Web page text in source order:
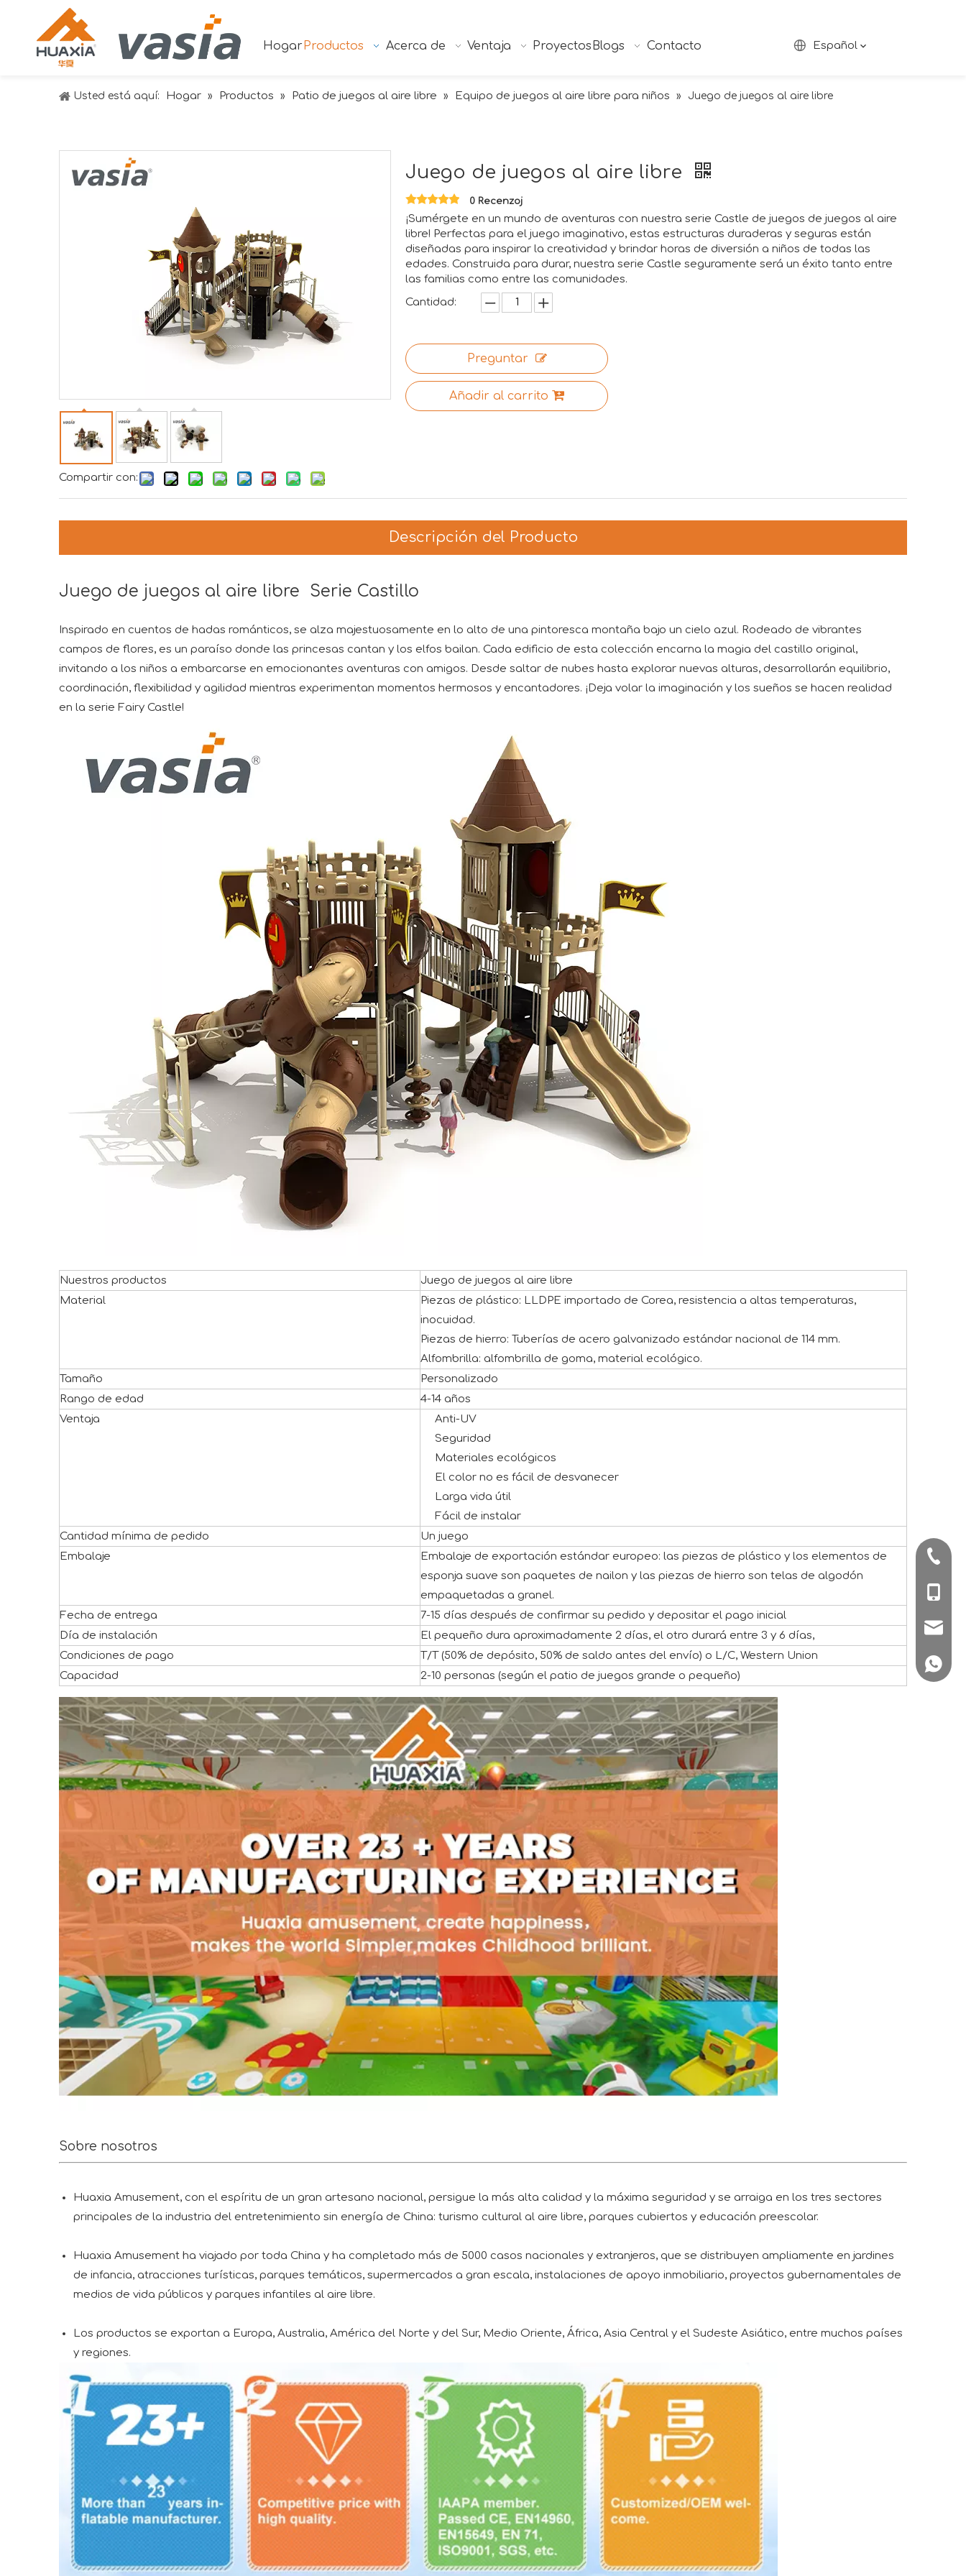
Hogar Productos Acerca de Ventaja Proyectos Blogs Contacto Español
Usted está aquí: Hogar » Productos » Patio de juegos al aire libre » Equipo de juegos al aire libre para niños » Juego de juegos al aire libre
Compartir con:
Juego de juegos al aire libre
0 Recenzoj
¡Sumérgete en un mundo de aventuras con nuestra serie Castle de juegos de juegos al aire
libre! Perfectas para el juego imaginativo, estas estructuras duraderas y seguras están
diseñadas para inspirar la creatividad y brindar horas de diversión a niños de todas las
edades. Construida para durar, nuestra serie Castle seguramente será un éxito tanto entre
las familias como entre las comunidades.
Cantidad:
Preguntar
Añadir al carrito
Descripción del Producto
Juego de juegos al aire libre Serie Castillo
Inspirado en cuentos de hadas románticos, se alza majestuosamente en lo alto de una pintoresca montaña bajo un cielo azul. Rodeado de vibrantes
campos de flores, es un paraíso donde las princesas cantan y los elfos bailan. Cada edificio de esta colección encarna la magia del castillo original,
invitando a los niños a embarcarse en emocionantes aventuras con amigos. Desde saltar de nubes hasta explorar nuevas alturas, desarrollarán equilibrio,
coordinación, flexibilidad y agilidad mientras experimentan momentos hermosos y encantadores. ¡Deja volar la imaginación y los sueños se hacen realidad
en la serie Fairy Castle!
Nuestros productos
Juego de juegos al aire libre
Material
Piezas de plástico: LLDPE importado de Corea, resistencia a altas temperaturas,
inocuidad.
Piezas de hierro: Tuberías de acero galvanizado estándar nacional de 114 mm.
Alfombrilla: alfombrilla de goma, material ecológico.
Tamaño
Personalizado
Rango de edad
4-14 años
Ventaja
Anti-UV
Seguridad
Materiales ecológicos
El color no es fácil de desvanecer
Larga vida útil
Fácil de instalar
Cantidad mínima de pedido
Un juego
Embalaje
Embalaje de exportación estándar europeo: las piezas de plástico y los elementos de
esponja suave son paquetes de nailon y las piezas de hierro son telas de algodón
empaquetadas a granel.
Fecha de entrega
7-15 días después de confirmar su pedido y depositar el pago inicial
Día de instalación
El pequeño dura aproximadamente 2 días, el otro durará entre 3 y 6 días,
Condiciones de pago
T/T (50% de depósito, 50% de saldo antes del envío) o L/C, Western Union
Capacidad
2-10 personas (según el patio de juegos grande o pequeño)
Sobre nosotros
Huaxia Amusement, con el espíritu de un gran artesano nacional, persigue la más alta calidad y la máxima seguridad y se arraiga en los tres sectores
principales de la industria del entretenimiento sin energía de China: turismo cultural al aire libre, parques cubiertos y educación preescolar.
Huaxia Amusement ha viajado por toda China y ha completado más de 5000 casos nacionales y extranjeros, que se distribuyen ampliamente en jardines
de infancia, atracciones turísticas, parques temáticos, supermercados a gran escala, instalaciones de apoyo inmobiliario, proyectos gubernamentales de
medios de vida públicos y parques infantiles al aire libre.
Los productos se exportan a Europa, Australia, América del Norte y del Sur, Medio Oriente, África, Asia Central y el Sudeste Asiático, entre muchos países
y regiones.
+86-